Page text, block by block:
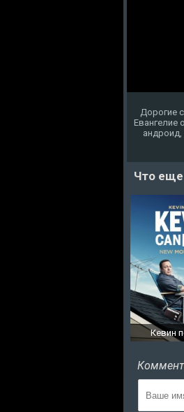
Дорогие
Евангелие
андроид,
Что
Кевин